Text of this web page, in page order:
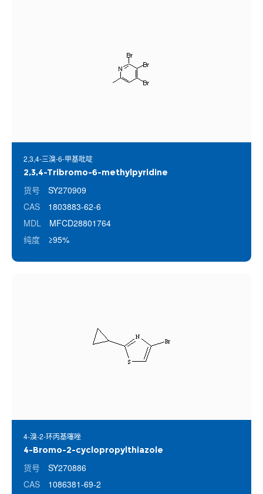
2,3,4-三溴-6-甲基吡啶
2,3,4-Tribromo-6-methylpyridine
货号
SY270909
CAS
1803883-62-6
MDL
MFCD28801764
纯度
≥95%
4-溴-2-环丙基噻唑
4-Bromo-2-cyclopropylthiazole
货号
SY270886
CAS
1086381-69-2